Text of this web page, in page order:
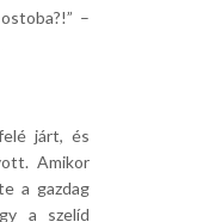
–
járt, és
Amikor
a gazdag
a szelíd